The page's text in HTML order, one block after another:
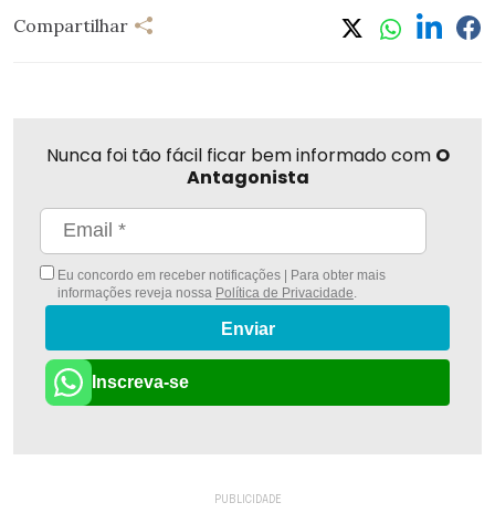
Compartilhar
Nunca foi tão fácil ficar bem informado com O
Antagonista
Eu concordo em receber notificações | Para obter mais
informações reveja nossa Política de Privacidade
Enviar
Inscreva-se